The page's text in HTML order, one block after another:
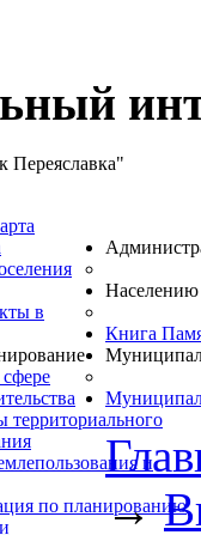
Переяславка"
в
территориального
и
по планированию
Населению
Книга
→